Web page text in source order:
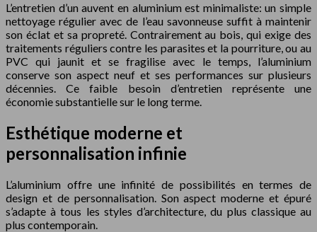
L’entretien d’un auvent en aluminium est minimaliste: un simple
nettoyage régulier avec de l’eau savonneuse suffit à maintenir
son éclat et sa propreté. Contrairement au bois, qui exige des
traitements réguliers contre les parasites et la pourriture, ou au
PVC qui jaunit et se fragilise avec le temps, l’aluminium
conserve son aspect neuf et ses performances sur plusieurs
décennies. Ce faible besoin d’entretien représente une
économie substantielle sur le long terme.
Esthétique moderne et
personnalisation infinie
L’aluminium offre une infinité de possibilités en termes de
design et de personnalisation. Son aspect moderne et épuré
s’adapte à tous les styles d’architecture, du plus classique au
plus contemporain.